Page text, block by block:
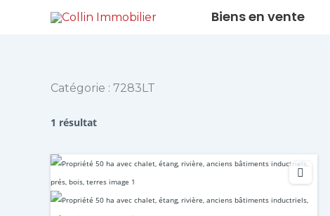
Biens en vente
Catégorie : 7283LT
1 résultat